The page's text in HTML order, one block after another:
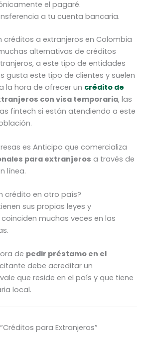
el pagaré.
a tu cuenta bancaria.
créditos a extranjeros en Colombia
alternativas de créditos
a este tipo de entidades
gusta este tipo de clientes y suelen
la hora de ofrecer un crédito de
con visa temporaria, las
fintech si están atendiendo a este
es Anticipo que comercializa
para extranjeros a través de
línea.
crédito en otro país?
sus propias leyes y
muchas veces en las
de pedir préstamo en el
debe acreditar un
que reside en el país y que tiene
local.
para Extranjeros”